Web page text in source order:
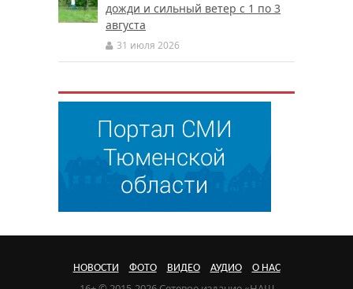
дожди и сильный ветер с 1 по 3
августа
31 июля 2026
НОВОСТИ ФОТО ВИДЕО АУДИО О НАС